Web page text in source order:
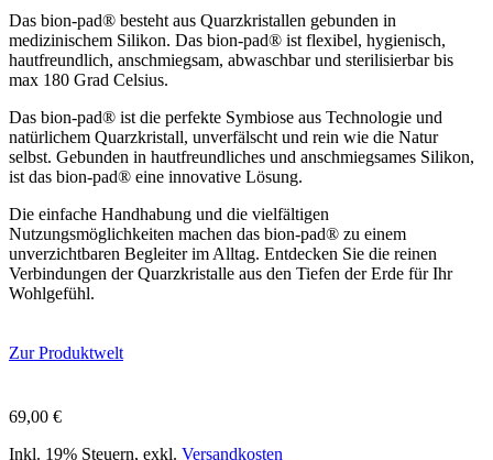
Das bion-pad® besteht aus Quarzkristallen gebunden in
medizinischem Silikon. Das bion-pad® ist flexibel, hygienisch,
hautfreundlich, anschmiegsam, abwaschbar und sterilisierbar bis
max 180 Grad Celsius.
Das bion-pad® ist die perfekte Symbiose aus Technologie und
natürlichem Quarzkristall, unverfälscht und rein wie die Natur
selbst. Gebunden in hautfreundliches und anschmiegsames Silikon,
ist das bion-pad® eine innovative Lösung.
Die einfache Handhabung und die vielfältigen
Nutzungsmöglichkeiten machen das bion-pad® zu einem
unverzichtbaren Begleiter im Alltag. Entdecken Sie die reinen
Verbindungen der Quarzkristalle aus den Tiefen der Erde für Ihr
Wohlgefühl.
Zur Produktwelt
69,00 €
Inkl. 19% Steuern, exkl. Versandkosten